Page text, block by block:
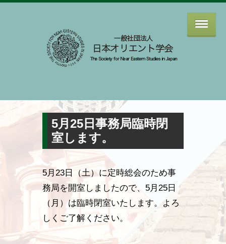
5月25日事務局臨時閉
室します。
5月23日（土）に定時総会のため事
務局を開室しましたので、5月25日
（月）は臨時閉室いたします。よろ
しくご了解ください。